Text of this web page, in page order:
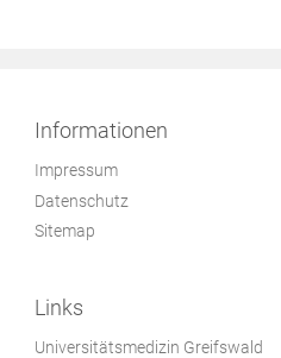
Informationen
Impressum
Datenschutz
Sitemap
Links
Universitätsmedizin Greifswald